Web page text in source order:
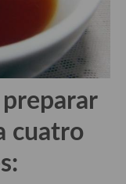
tostas y
preparar
cuatro